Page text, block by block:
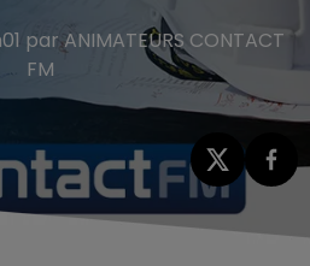
par ANIMATEURS CONTACT
FM